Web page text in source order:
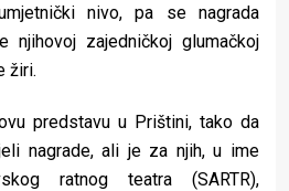
nivo, pa se nagrada
njihovoj zajedničkoj glumačkoj
žiri.
predstavu u Prištini, tako da
nagrade, ali je za njih, u ime
ratnog teatra (SARTR),